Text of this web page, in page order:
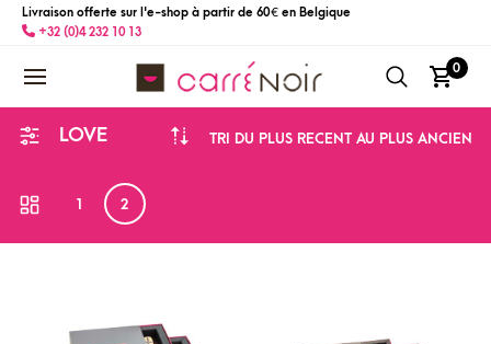
Livraison offerte sur l'e-shop à partir de 60 € en Belgique
+32 (0)4 232 10 13
0
LOVE TRI DU PLUS RÉCENT AU PLUS ANCIEN
1 2